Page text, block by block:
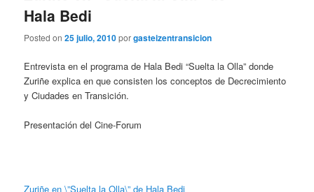
Hala Bedi
Posted on25 julio, 2010porgasteizentransicion
Entrevista en el programa de Hala Bedi “Suelta la Olla” donde
Zuriñe explica en que consisten los conceptos de Decrecimiento
y Ciudades en Transición.
Presentación del Cine-Forum
Zuriñe en \”Suelta la Olla\” de Hala Bedi